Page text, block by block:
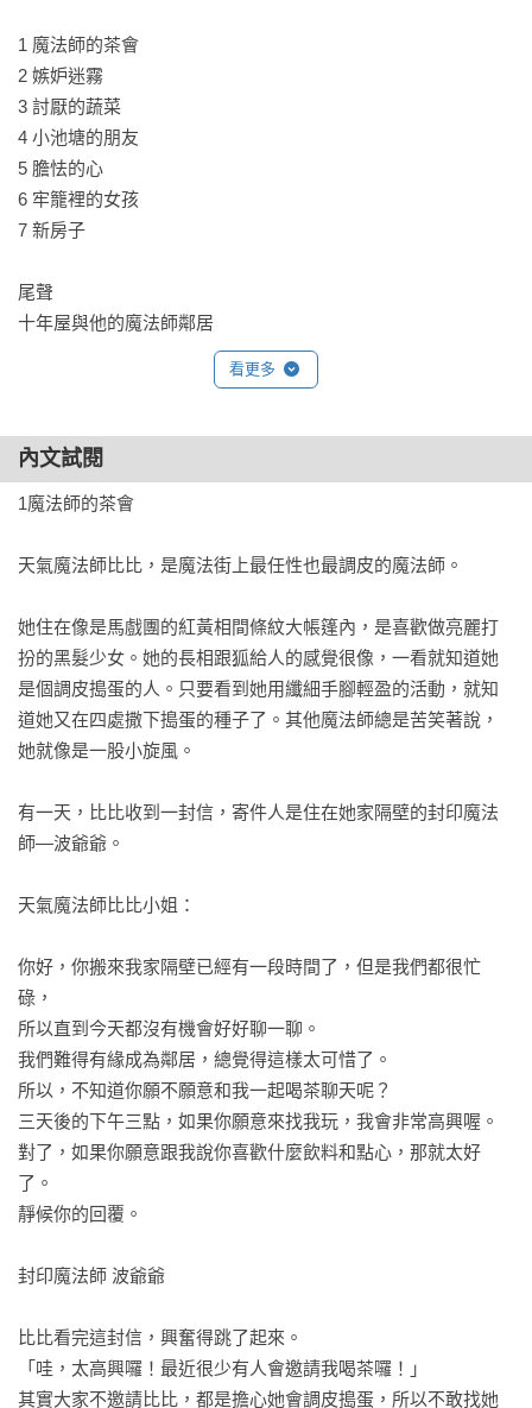
魔法十年屋1：想不想試試時間的魔法？
魔法十年屋3：拒絕委託的十年屋
魔法十年屋4：需要推理的委託物
魔法十年屋5：無法施展的時間魔法
魔法十年屋特別篇1：修補記憶的改造屋
魔法十年屋特別篇3：呼風喚雨的天氣屋
魔法十年屋特別篇4：點石成金的銀行屋
◎本書關鍵字：十年屋、神奇柑仔店、魔法、奇幻、廣嶋玲子
◎有注音，適合7歲以上閱讀
養
◎學習領域分類：語文、社會、綜合活動
【樂讀456】系列介紹
物，提供美好的閱讀經驗，陪伴孩子在閱讀的路上一步步穩扎
穩打，打通閱讀關節。
系列以好看的故事、多元的題材為國小中高年級、國中讀者設
計的延伸讀本，二到六萬字中篇的長度，能提供孩子豐富、愉
快的閱讀經驗，同時顧及中年級孩子對故事的需求，鼓勵孩子
進階閱讀，從「拉近自己與文字的距離」，進階到「自書中探
求對自己內心及外界世界的瞭解」，並期待在書裡找到認同
感。
故事選材從幽默趣味童話、偵探冒險故事，或是小大人的成長
的世界，讓孩子的閱讀興趣持續在高點，同時深耕閱讀實力。
V【樂讀456系列】初階：兩萬到四萬字中篇故事，可按章節分
1 魔法師的茶會
2 嫉妒迷霧
3 討厭的蔬菜
4 小池塘的朋友
5 膽怯的心
6 牢籠裡的女孩
7 新房子
尾聲
十年屋與他的魔法師鄰居
看更多
內文試閱
1魔法師的茶會
天氣魔法師比比，是魔法街上最任性也最調皮的魔法師。
她住在像是馬戲團的紅黃相間條紋大帳篷內，是喜歡做亮麗打
扮的黑髮少女。她的長相跟狐給人的感覺很像，一看就知道她
是個調皮搗蛋的人。只要看到她用纖細手腳輕盈的活動，就知
道她又在四處撒下搗蛋的種子了。其他魔法師總是苦笑著說，
她就像是一股小旋風。
有一天，比比收到一封信，寄件人是住在她家隔壁的封印魔法
師—波爺爺。
天氣魔法師比比小姐：
你好，你搬來我家隔壁已經有一段時間了，但是我們都很忙
碌，
所以直到今天都沒有機會好好聊一聊。
我們難得有緣成為鄰居，總覺得這樣太可惜了。
所以，不知道你願不願意和我一起喝茶聊天呢？
三天後的下午三點，如果你願意來找我玩，我會非常高興喔。
對了，如果你願意跟我說你喜歡什麼飲料和點心，那就太好
了。
靜候你的回覆。
封印魔法師 波爺爺
比比看完這封信，興奮得跳了起來。
「哇，太高興囉！最近很少有人會邀請我喝茶囉！」
其實大家不邀請比比，都是擔心她會調皮搗蛋，所以不敢找她